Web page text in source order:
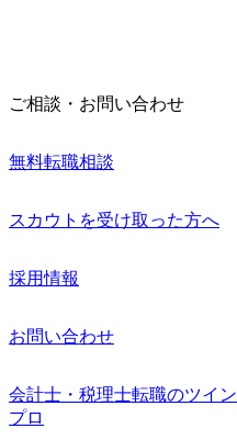
ご相談・お問い合わせ
無料転職相談
スカウトを受け取った方へ
採用情報
お問い合わせ
会計士・税理士転職のツイン
プロ